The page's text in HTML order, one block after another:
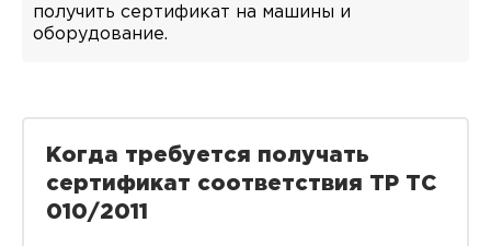
получить сертификат на машины и
оборудование.
Когда требуется получать
сертификат соответствия ТР ТС
010/2011